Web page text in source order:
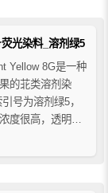
光染料_溶剂绿5
Yellow 8G是一种
的苝类溶剂染
号为溶剂绿5，
度很高，透明度
、耐酸碱性、耐